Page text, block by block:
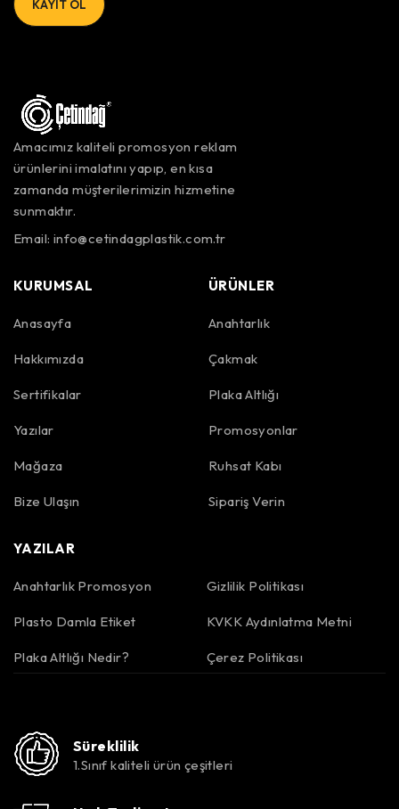
Amacımız kaliteli promosyon reklam
ürünlerini imalatını yapıp, en kısa
zamanda müşterilerimizin hizmetine
sunmaktır.
Email: info@cetindagplastik.com.tr
KURUMSAL
Anasayfa
Hakkımızda
Sertifikalar
Yazılar
Mağaza
Bize Ulaşın
ÜRÜNLER
Anahtarlık
Çakmak
Plaka Altlığı
Promosyonlar
Ruhsat Kabı
Sipariş Verin
YAZILAR
Anahtarlık Promosyon
Plasto Damla Etiket
Plaka Altlığı Nedir?
Gizlilik Politikası
KVKK Aydınlatma Metni
Çerez Politikası
Süreklilik
1.Sınıf kaliteli ürün çeşitleri